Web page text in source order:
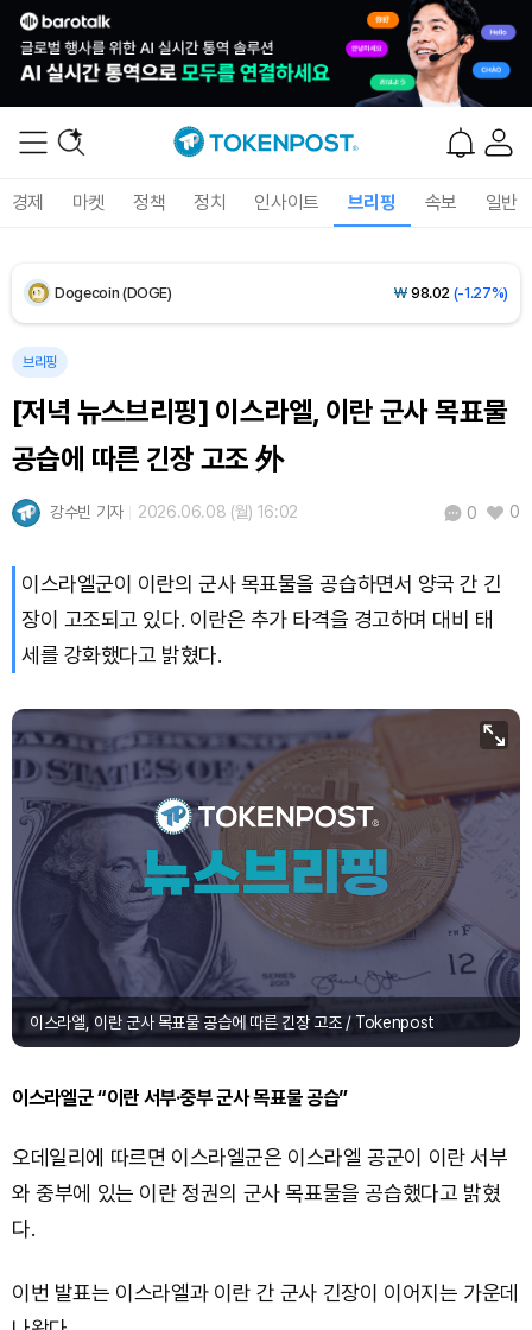
경제 마켓 정책 정치 인사이트 브리핑 속보 일반
Solana (SOL) ₩ 104,240(-0.58%)
Bitcoin (BTC) 91,766,741(+0.32%)
브리핑
[저녁 뉴스브리핑] 이스라엘, 이란 군사 목표물
공습에 따른 긴장 고조 外
강수빈 기자 2026.06.08 (월) 16:02 0 0
이스라엘군이 이란의 군사 목표물을 공습하면서 양국 간 긴
장이 고조되고 있다. 이란은 추가 타격을 경고하며 대비 태
세를 강화했다고 밝혔다.
이스라엘, 이란 군사 목표물 공습에 따른 긴장 고조 / Tokenpost
이스라엘군 “이란 서부·중부 군사 목표물 공습”
오데일리에 따르면 이스라엘군은 이스라엘 공군이 이란 서부
와 중부에 있는 이란 정권의 군사 목표물을 공습했다고 밝혔
다.
이번 발표는 이스라엘과 이란 간 군사 긴장이 이어지는 가운데